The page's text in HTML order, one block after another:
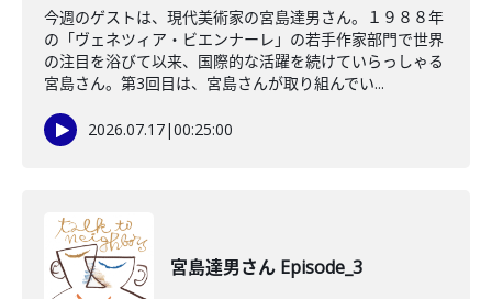
今週のゲストは、現代美術家の宮島達男さん。１９８８年
の「ヴェネツィア・ビエンナーレ」の若手作家部門で世界
の注目を浴びて以来、国際的な活躍を続けていらっしゃる
宮島さん。第3回目は、宮島さんが取り組んでい...
2026.07.17|00:25:00
宮島達男さん Episode_3